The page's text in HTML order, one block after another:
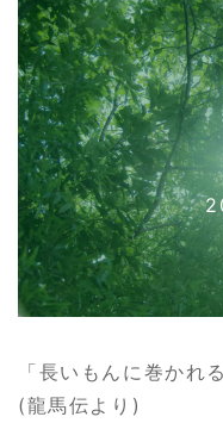
「長いもんに巻かれ
(龍馬伝より)